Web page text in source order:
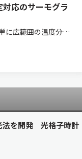
応のサーモグラ
に広範囲の温度分布
たと発表した（ニ
価格 148,000円（税
法を開発 光格子時計